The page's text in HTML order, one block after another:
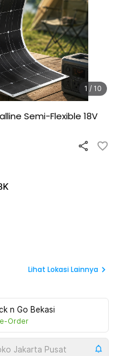
1 / 10
Semi-Flexible 18V
Lihat Lokasi Lainnya
n Go Bekasi
Order
Jakarta Pusat